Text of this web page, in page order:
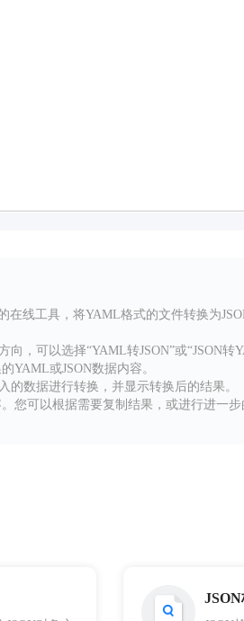
在线工具，将YAML格式的文件转换为
，可以选择“YAML转JSON”或“JSON转
YAML或JSON数据内容。
的数据进行转换，并显示转换后的结果。
您可以根据需要复制结果，或进行进一步